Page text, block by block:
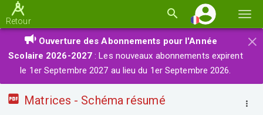
la
Retour
×
Ouverture des Abonnements pour l'Année
Scolaire 2026-2027 : Les nouveaux abonnements expirent
le 1er Septembre 2027 au lieu du 1er Septembre 2026.
Matrices - Schéma résumé